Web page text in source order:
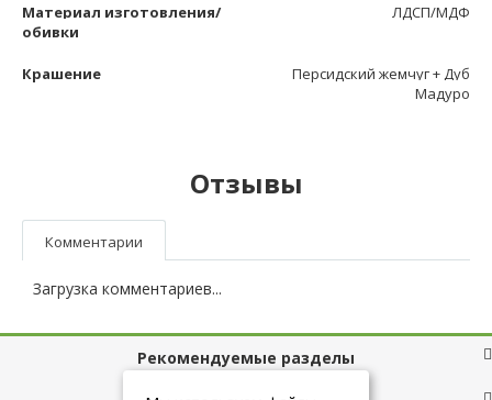
Материал изготовления/
обивки
ЛДСП/МДФ
Крашение
Персидский жемчуг + Дуб
Мадуро
Отзывы
Комментарии
Загрузка комментариев...
Рекомендуемые разделы